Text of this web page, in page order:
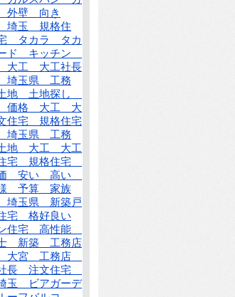
外壁 向き
埼玉 規格住
タカラ タカ
ド キッチン
工 大工社長
埼玉県 工務
地 土地探し
価格 大工 大
住宅 規格住宅
埼玉県 工務
地 大工 大工
宅 規格住宅
安い 高い
予算 家族
埼玉県 新築戸
宅 格好良い
住宅 高性能
新築 工務店
大宮 工務店
長 注文住宅
玉 ビアガーデ